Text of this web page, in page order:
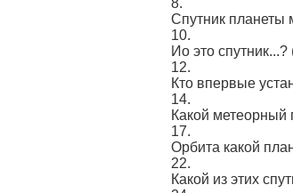
8.
Спутник планеты
10.
Ио это спутник...?
12.
Кто впервые
14.
Какой
17.
Орбита какой
22.
Какой из этих